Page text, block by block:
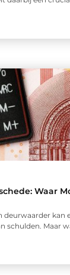
Waar
deurwaarder kan
schulden. Maar